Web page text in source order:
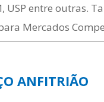
entre outras.
Mercados
ANFITRIÃO